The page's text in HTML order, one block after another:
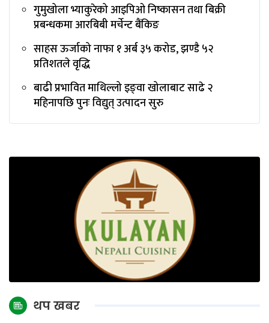
गुमुखोला भ्याकुरेको आइपिओ निष्कासन तथा बिक्री
प्रबन्धकमा आरबिबी मर्चेन्ट बैंकिङ
साहस ऊर्जाको नाफा १ अर्ब ३५ करोड, झण्डै ५२
प्रतिशतले वृद्धि
बाढी प्रभावित माथिल्लो इङ्‌वा खोलाबाट साढे २
महिनापछि पुनः विद्युत् उत्पादन सुरु
थप खबर